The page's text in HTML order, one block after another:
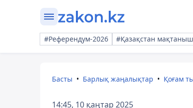
#Референдум-2026 #Қазақстан
Басты Барлық жаңалықтар Қоғам
14:45, 10 қаңтар 2025